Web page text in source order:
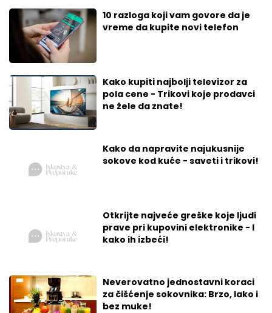
10 razloga koji vam govore da je
vreme da kupite novi telefon
Kako kupiti najbolji televizor za
pola cene - Trikovi koje prodavci
ne žele da znate!
Kako da napravite najukusnije
sokove kod kuće - saveti i trikovi!
Otkrijte najveće greške koje ljudi
prave pri kupovini elektronike - I
kako ih izbeći!
Neverovatno jednostavni koraci
za čišćenje sokovnika: Brzo, lako i
bez muke!